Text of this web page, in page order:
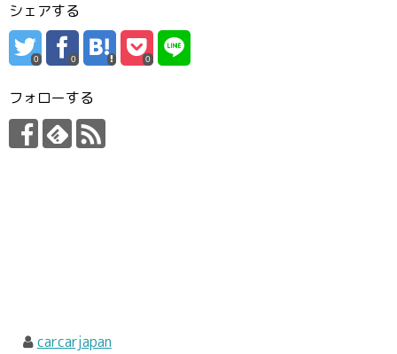
シェアする
0 0 0
フォローする
carcarjapan